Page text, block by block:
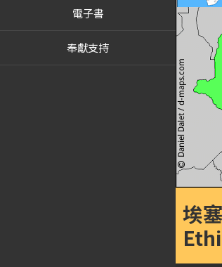
電子書
奉獻支持
埃